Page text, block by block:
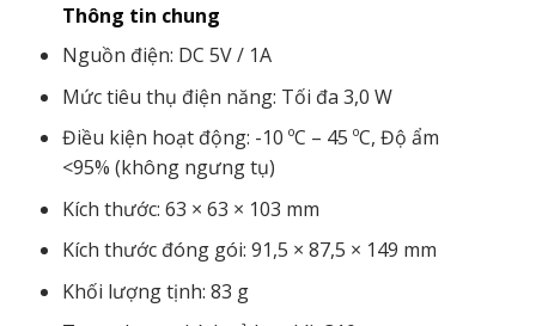
Thông tin chung
Nguồn điện: DC 5V / 1A
Mức tiêu thụ điện năng: Tối đa 3,0 W
Điều kiện hoạt động: -10 ºC – 45 ºC, Độ ẩm
<95% (không ngưng tụ)
Kích thước: 63 × 63 × 103 mm
Kích thước đóng gói: 91,5 × 87,5 × 149 mm
Khối lượng tịnh: 83 g